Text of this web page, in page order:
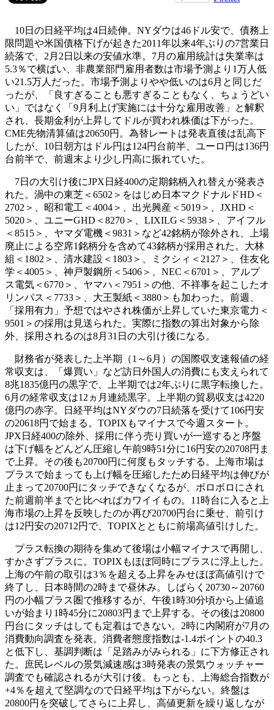
10日の日経平均は4日続伸。NYダウは46ドル安で、債務上
限問題や米国債格下げが起きた2011年以来4年ぶりの7営業日
続落で、2月2日以来の安値水準。7月の雇用統計は失業率は
5.3％で横ばい、非農業部門雇用者数は市場予測より1万人低
い21.5万人だった。市場予測よりやや低いのは6月と同じだ
ったが、「良すぎることも悪すぎることもなく、ちょうどい
い」ではなく「9月利上げ実施には十分な雇用改善」と解釈
され、長期金利が上昇してドルが買われ株価は下がった。
CME先物清算値は20650円。為替レートは発表直後は乱高下
したが、10日朝方はドル円は124円台前半、ユーロ円は136円
台前半で、前週末より少し円高に振れていた。
7日の大引け後にJPX日経400の定期銘柄入れ替えが発表さ
れた。渦中の東芝＜6502＞をはじめ日本マクドナルドHD＜
2702＞、昭和電工＜4004＞、出光興産＜5019＞、JXHD＜
5020＞、ユニーGHD＜8270＞、LIXILG＜5938＞、アイフル
＜8515＞、ヤマダ電機＜9831＞など42銘柄が除外され、上場
廃止による空席1銘柄分を含めて43銘柄が採用された。大林
組＜1802＞、清水建設＜1803＞、ミクシィ＜2127＞、住友化
学＜4005＞、神戸製鋼所＜5406＞、NEC＜6701＞、アルプ
ス電気＜6770＞、ヤマハ＜7951＞の他、不祥事を起こしたオ
リンパス＜7733＞、大王製紙＜3880＞も加わった。前週、
「採用有力」予想ではやされ株価が上昇していた東京電力＜
9501＞の採用は見送られた。実際に指数の算出対象から除
外、採用されるのは8月31日の大引け後になる。
財務省が発表した上半期（1～6月）の国際収支速報値の経
常収支は、「爆買い」など訪日外国人の消費にも支えられて
8兆1835億円の黒字で、上半期では2年ぶりに黒字転換した。
6月の経常収支は12ヵ月連続黒字。上半期の貿易収支は4220
億円の赤字。日経平均はNYダウの7日続落を受けて106円安
の20618円で始まる。TOPIXもマイナスで今週スタート。
JPX日経400の除外、採用に伴う売り買いが一巡すると序盤
は下げ幅をどんどん圧縮し午前9時51分に16円安の20708円ま
で上昇。その後も20700円に何度もタッチする。上海市場は
プラスで始まっても上げ幅を圧縮したため日経平均は伸びが
止まって20700円にタッチできなくなるが、ボロボロにされ
た前週前半までと比べればカワイイもの。11時台に入ると上
海市場の上昇を反映したのか再び20700円台に乗せ、前引け
は12円安の20712円で、TOPIXとともに前場高値引けした。
プラス転換の期待を集めて後場は小幅マイナスで再開し、
すかさずプラスに。TOPIXもほぼ同時にプラスに浮上した。
上海の午前の取引は3％を超える上昇をみせほぼ高値引けで
終了し、日本時間の2時まで昼休み。しばらく20730～20760
円の小幅プラス圏で推移するが、午後1時30分頃から上値追
いが始まり1時45分に20803円まで上昇する。その後は20800
円台にタッチはしても定着はできない。2時に内閣府が7月の
消費動向調査を発表。消費者態度指数は-1.4ポイントの40.3
と低下し、基調判断は「足踏みがみられる」に下方修正され
た。庶民レベルの景気減速感は3時発表の景気ウォッチャー
調査でも確認されるが大引け後。もっとも、上海総合指数が
+4％を超えて堅調なので日経平均は下がらない。終盤は
20800円を突破してさらに上昇し、高値更新を繰り返しなが